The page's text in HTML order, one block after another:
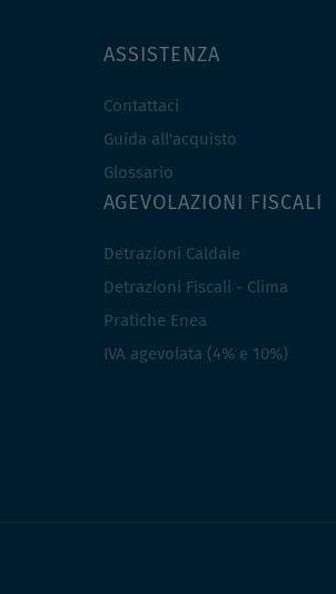
ASSISTENZA
Contattaci
Guida all'acquisto
Glossario
AGEVOLAZIONI FISCALI
Detrazioni Caldaie
Detrazioni Fiscali - Clima
Pratiche Enea
IVA agevolata (4% e 10%)